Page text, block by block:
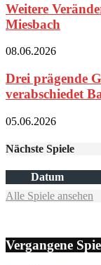
Weitere
Miesbach
08.06.2026
Drei prägende
verabschiedet
05.06.2026
Nächste Spiele
Datum
Alle Spiele ansehen
Vergangene